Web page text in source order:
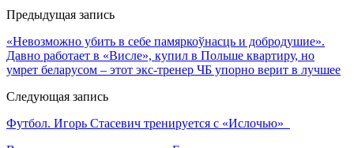
Предыдущая запись
«Невозможно убить в себе памяркоўнасць и добродушие».
Давно работает в «Висле», купил в Польше квартиру, но
умрет беларусом – этот экс-тренер ЧБ упорно верит в лучшее
Следующая запись
Футбол. Игорь Стасевич тренируется с «Ислочью»